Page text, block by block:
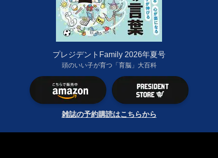
プレジデントFamily 2026年夏号
頭のいい子が育つ「育脳」大百科
雑誌の予約購読はこちらから